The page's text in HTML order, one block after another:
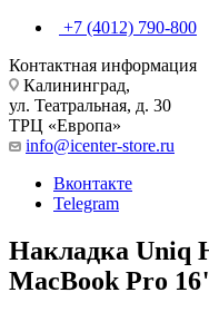
+7 (4012) 790-800
Контактная информация
Калининград,
ул. Театральная, д. 30
ТРЦ «Европа»
info@icenter-store.ru
Вконтакте
Telegram
Накладка Uniq
MacBook Pro